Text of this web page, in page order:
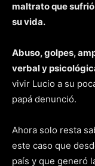
maltrato que
su vida.
Abuso, golpes,
verbal y
vivir Lucio a su
papá denunció.
Ahora solo resta
este caso que
país y que generó